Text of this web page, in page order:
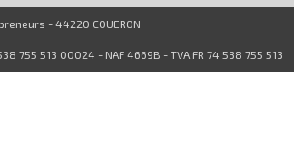
- 44220 COUERON
755 513 00024 - NAF 4669B - TVA FR 74 538 755 513